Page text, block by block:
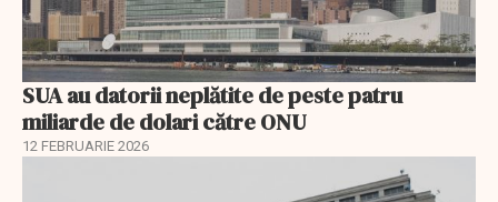
SUA au datorii neplătite de peste patru
miliarde de dolari către ONU
12 FEBRUARIE 2026